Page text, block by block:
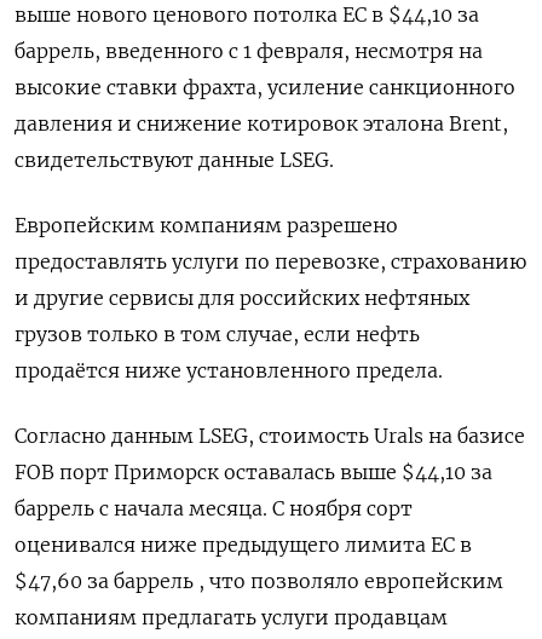
выше нового ценового потолка ЕС в $44,10 за
баррель, введенного с 1 февраля, несмотря на
‌высокие ставки фрахта, усиление санкционного
давления и снижение котировок эталона Brent,
свидетельствуют данные LSEG.
Европейским компаниям разрешено
предоставлять услуги по перевозке, страхованию
и другие сервисы для российских нефтяных
грузов ​только в том случае, ​если нефть
продаётся ​ниже установленного предела.
Согласно данным ⁠LSEG, стоимость Urals на базисе
FOB порт Приморск оставалась ‌выше $44,10 за
баррель с начала ‌месяца. С ноября сорт
оценивался ниже предыдущего лимита ЕС в
$47,60 за баррель , что позволяло ​европейским
компаниям предлагать услуги продавцам